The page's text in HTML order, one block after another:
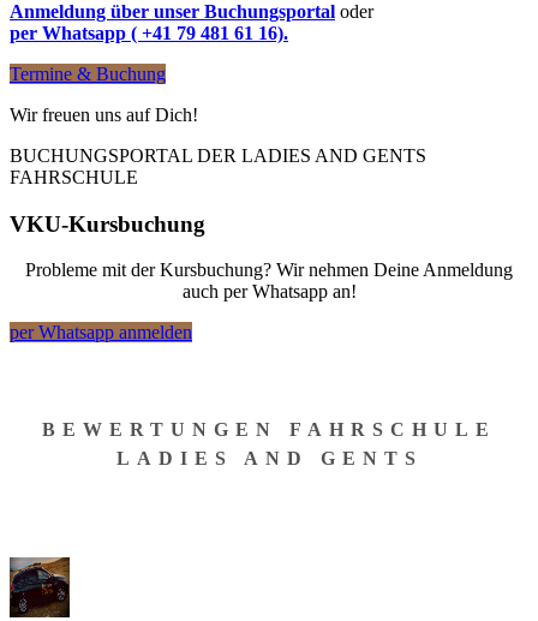
Anmeldung über unser Buchungsportal oder
per Whatsapp ( +41 79 481 61 16).
Termine & Buchung
Wir freuen uns auf Dich!
BUCHUNGSPORTAL DER LADIES AND GENTS
FAHRSCHULE
VKU-Kursbuchung
Probleme mit der Kursbuchung? Wir nehmen Deine Anmeldung
auch per Whatsapp an!
per Whatsapp anmelden
BEWERTUNGEN FAHRSCHULE
LADIES AND GENTS